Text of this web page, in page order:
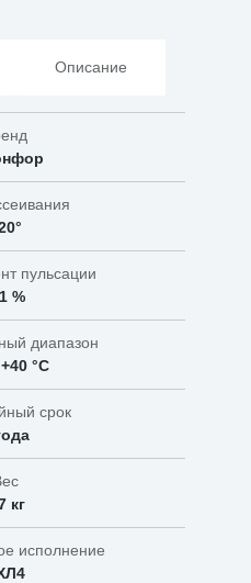
Описание
пульсации
%
диапазон
°C
срок
кг
исполнение